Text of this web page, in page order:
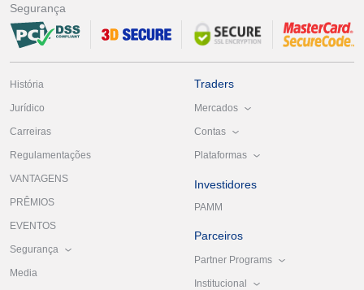
Segurança
História
Jurídico
Carreiras
Regulamentações
VANTAGENS
PRÊMIOS
EVENTOS
Segurança
Media
Traders
Mercados
Contas
Plataformas
Investidores
PAMM
Parceiros
Partner Programs
Institucional